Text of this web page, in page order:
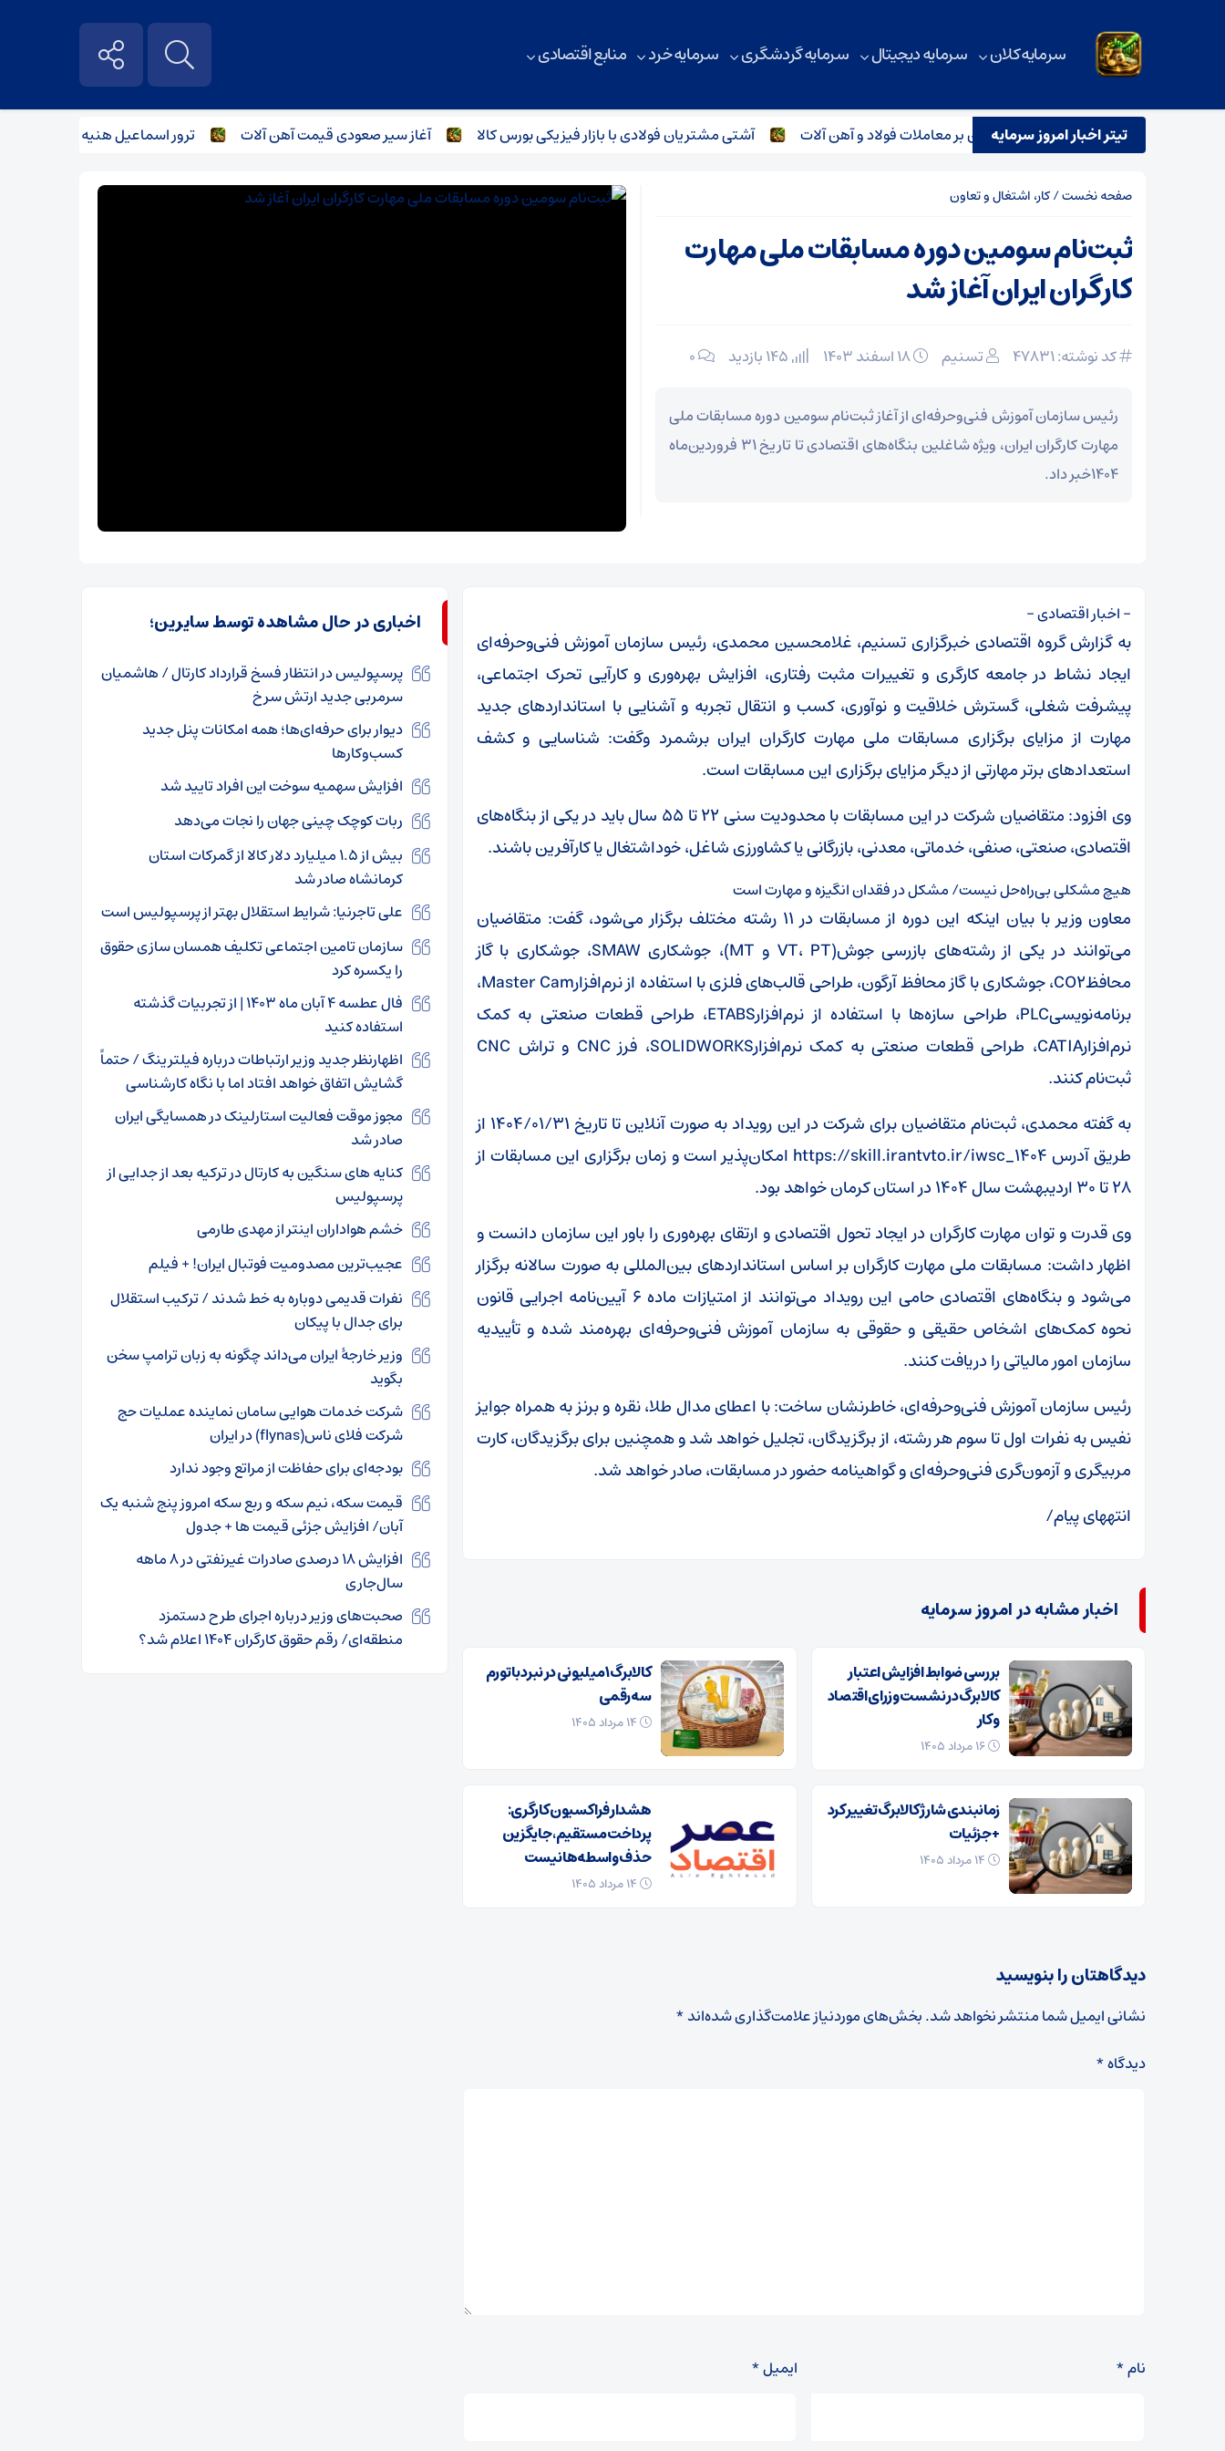
سرمایه کلان سرمایه دیجیتال سرمایه گردشگری سرمایه خرد منابع اقتصادی
تیتر اخبار امروز سرمایه
بررسی آماری بورس کالا؛ رکود سنگین بر معاملات فولاد و آهن آلات آشتی مشتریان فولادی با بازار فیزیکی بورس کالا آغاز سیر صعودی قیمت آهن آلات ترور اسماعیل هنیه و تاثیر آن بر بازار
صفحه نخست/کار، اشتغال و تعاون
ثبت‌نام سومین دوره مسابقات ملی مهارت
کارگران ایران آغاز شد
کد نوشته: 47831 تسنیم ۰
رئیس سازمان آموزش فنی‌وحرفه‌ای از آغاز ثبت‌نام سومین دوره مسابقات ملی
مهارت کارگران ایران، ویژه شاغلین بنگاه‌های اقتصادی تا تاریخ ۳۱ فروردین‌ماه
۱۴۰۴خبر داد.
– اخبار اقتصادی –
به گزارش گروه اقتصادی خبرگزاری تسنیم، غلامحسین محمدی، رئیس سازمان آموزش فنی‌وحرفه‌ای
ایجاد نشاط در جامعه کارگری و تغییرات مثبت رفتاری، افزایش بهره‌وری و کارآیی تحرک اجتماعی،
پیشرفت شغلی، گسترش خلاقیت و نوآوری، کسب و انتقال تجربه و آشنایی با استانداردهای جدید
مهارت از مزایای برگزاری مسابقات ملی مهارت کارگران ایران برشمرد وگفت: شناسایی و کشف
استعدادهای برتر مهارتی از دیگر مزایای برگزاری این مسابقات است.
وی افزود: متقاضیان شرکت در این مسابقات با محدودیت سنی ۲۲ تا ۵۵ سال باید در یکی از بنگاه‌های
اقتصادی، صنعتی، صنفی، خدماتی، معدنی، بازرگانی یا کشاورزی شاغل، خوداشتغال یا کارآفرین باشند.
هیچ مشکلی بی‌راه‌حل نیست/ مشکل در فقدان انگیزه و مهارت است
معاون وزیر با بیان اینکه این دوره از مسابقات در ۱۱ رشته مختلف برگزار می‌شود، گفت: متقاضیان
می‌توانند در یکی از رشته‌های بازرسی جوش(VT، PT و MT)، جوشکاری SMAW، جوشکاری با گاز
محافظCO2، جوشکاری با گاز محافظ آرگون، طراحی قالب‌های فلزی با استفاده از نرم‌افزارMaster Cam،
برنامه‌نویسیPLC، طراحی سازه‌ها با استفاده از نرم‌افزارETABS، طراحی قطعات صنعتی به کمک
نرم‌افزارCATIA، طراحی قطعات صنعتی به کمک نرم‌افزارSOLIDWORKS، فرز CNC و تراش CNC
ثبت‌نام کنند.
به گفته محمدی، ثبت‌نام متقاضیان برای شرکت در این رویداد به صورت آنلاین تا تاریخ ۱۴۰۴/۰۱/۳۱ از
طریق آدرس https://skill.irantvto.ir/iwsc_1404 امکان‌پذیر است و زمان برگزاری این مسابقات از
۲۸ تا ۳۰ اردیبهشت سال ۱۴۰۴ در استان کرمان خواهد بود.
وی قدرت و توان مهارت کارگران در ایجاد تحول اقتصادی و ارتقای بهره‌وری را باور این سازمان دانست و
اظهار داشت: مسابقات ملی مهارت کارگران بر اساس استاندارد‌های بین‌المللی به صورت سالانه برگزار
می‌شود و بنگاه‌های اقتصادی حامی این رویداد می‌توانند از امتیازات ماده ۶ آیین‌نامه اجرایی قانون
نحوه کمک‌های اشخاص حقیقی و حقوقی به سازمان آموزش فنی‌وحرفه‌ای بهره‌مند شده و تأییدیه
سازمان امور مالیاتی را دریافت کنند.
رئیس سازمان آموزش فنی‌وحرفه‌ای، خاطرنشان ساخت: با اعطای مدال طلا، نقره و برنز به همراه جوایز
نفیس به نفرات اول تا سوم هر رشته، از برگزیدگان، تجلیل خواهد شد و همچنین برای برگزیدگان، کارت
مربیگری و آزمون‌گری فنی‌و‌حرفه‌ای و گواهینامه حضور در مسابقات، صادر خواهد شد.
انتههای پیام/
اخبار مشابه در امروز سرمایه
بررسی ضوابط افزایش اعتبار
کالابرگ در نشست وزرای اقتصاد
و کار
کالابرگ ۱ میلیونی در نبرد با تورم
سه‌رقمی
زمانبندی شارژ کالابرگ تغییر کرد
+ جزئیات
هشدار فراکسیون کارگری:
پرداخت مستقیم، جایگزین
حذف واسطه‌ها نیست
دیدگاهتان را بنویسید
نشانی ایمیل شما منتشر نخواهد شد.بخش‌های موردنیاز علامت‌گذاری شده‌اند*
دیدگاه*
نام* ایمیل*
اخباری در حال مشاهده توسط سایرین؛
پرسپولیس در انتظار فسخ قرارداد کارتال / هاشمیان
سرمربی جدید ارتش سرخ
دیوار برای حرفه‌ای‌ها؛ همه امکانات پنل جدید
کسب‌‌وکارها
افزایش سهمیه سوخت این افراد تایید شد
ربات کوچک چینی جهان را نجات می‌دهد
بیش از ۱.۵ میلیارد دلار کالا از گمرکات استان
کرمانشاه صادر شد
علی تاجرنیا: شرایط استقلال بهتر از پرسپولیس است
سازمان تامین اجتماعی تکلیف همسان سازی حقوق
را یکسره کرد
فال عطسه ۴ آبان ماه ۱۴۰۳ | از تجربیات گذشته
استفاده کنید
اظهارنظر جدید وزیر ارتباطات درباره فیلترینگ / حتماً
گشایش اتفاق خواهد افتاد اما با نگاه کارشناسی
مجوز موقت فعالیت استارلینک در همسایگی ایران
صادر شد
کنایه های سنگین به کارتال در ترکیه بعد از جدایی از
پرسپولیس
خشم هواداران اینتر از مهدی طارمی
عجیب‌ترین مصدومیت فوتبال ایران! + فیلم
نفرات قدیمی دوباره به خط شدند / ترکیب استقلال
برای جدال با پیکان
وزیر خارجۀ ایران می‌داند چگونه به زبان ترامپ سخن
بگوید
شرکت خدمات هوایی سامان نماینده عملیات حج
شرکت فلای ناس(flynas) در ایران
بودجه‌ای برای حفاظت از مراتع وجود ندارد
قیمت سکه، نیم سکه و ربع سکه امروز پنج شنبه یک
آبان/ افزایش جزئی قیمت ها + جدول
افزایش ۱۸ درصدی صادرات غیرنفتی در ۸ ماهه
سال‌جاری
صحبت‌های وزیر درباره اجرای طرح دستمزد
منطقه‌ای/ رقم حقوق کارگران ۱۴۰۴ اعلام شد؟